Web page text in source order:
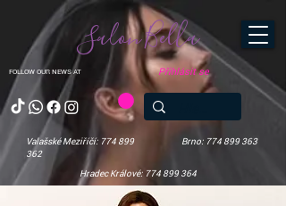
FOLLOW OUR NEWS AT
Salon Bella
Valašské Meziříčí: 774 899
362
Brno: 774 899 363
Hradec Králové: 774 899 364
Přihlásit se